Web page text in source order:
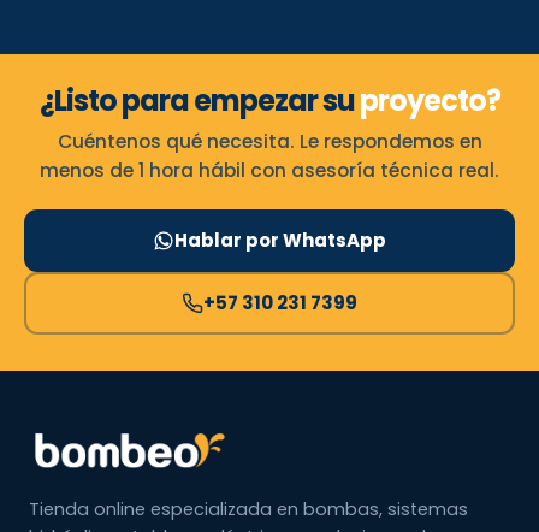
¿Listo para empezar suproyecto?
Cuéntenos qué necesita. Le respondemos en
menos de 1 hora hábil con asesoría técnica real.
Hablar por WhatsApp
+57 310 231 7399
Tienda online especializada en bombas, sistemas